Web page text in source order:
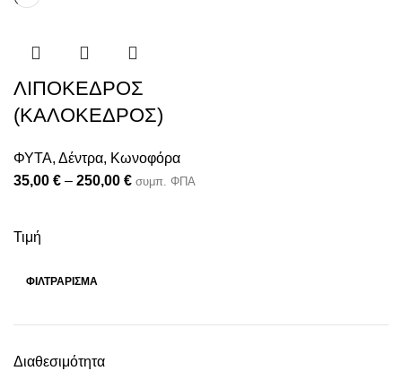
Τιμή
ΦΙΛΤΡΆΡΙΣΜΑ
Διαθεσιμότητα
ΛΙΠΟΚΕΔΡΟΣ
(ΚΑΛΟΚΕΔΡΟΣ)
ΦΥΤΑ, Δέντρα, Κωνοφόρα
35,00 € – 250,00 € συμπ. ΦΠΑ